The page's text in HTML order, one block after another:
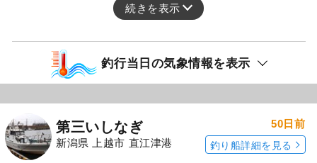
続きを表示
釣行当日の気象情報を表示
第三いしなぎ
新潟県 上越市 直江津港
50日前
釣り船詳細を見る